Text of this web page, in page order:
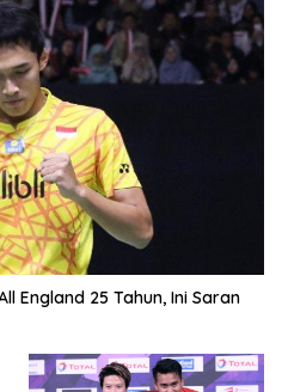
England 25 Tahun, Ini Saran